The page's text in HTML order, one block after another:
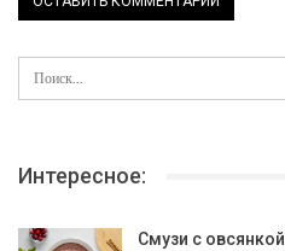
Интересное:
Смузи с овсянкой